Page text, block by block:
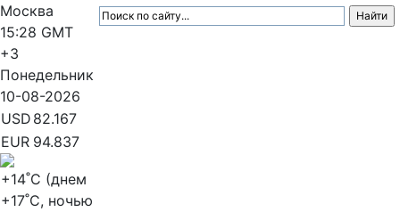
Москва
15:28 GMT
+3
Понедельник
10-08-2026
USD 82.167
EUR 94.837
+14˚C (днем
+17˚C, ночью